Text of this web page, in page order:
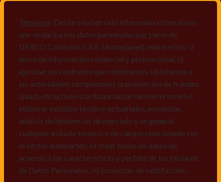
mismos, vi) crear bases de datos de acuerdo a las
características y perfiles de los titulares de Datos
Personales, v) encuestas de satisfacción, vi) reportes
recall.
Declaro que puedo acceder a la política de protección
de datos personales de Derco en la
direcciónwww.autoplanet.com.co, igualmente,
manifiesto que he sido informado sobre mis derechos
a conocer, actualizar, rectificar, suprimir, solicitar
prueba: i) de autorización y ii) finalidad, presentar
quejas y/o reclamos en canales de
atención: servicioalcliente@derco.com.coy en
Términos: Declaro haber sido informado sobre el uso
que se dará a mis datos personales por parte de
DERCO Colombia S.A.S. (Autoplanet); entre estos: i)
envío de información comercial y promocional, ii)
ejecutar los contratos que celebremos, iii) informe a
las autoridades competentes la presunción de fraudes,
lavado de activos o la financiación del terrorismo iv)
elaborar estudios técnico-actuariales, encuestas,
análisis de tendencias de mercado y en general
cualquier estudio técnico o de campo relacionado con
el sector autopartes; v) crear bases de datos de
acuerdo a las características y perfiles de los titulares
de Datos Personales, vi) encuestas de satisfacción.